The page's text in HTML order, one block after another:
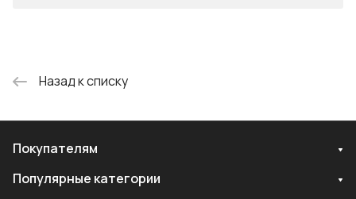
Назад к списку
Покупателям
Популярные категории